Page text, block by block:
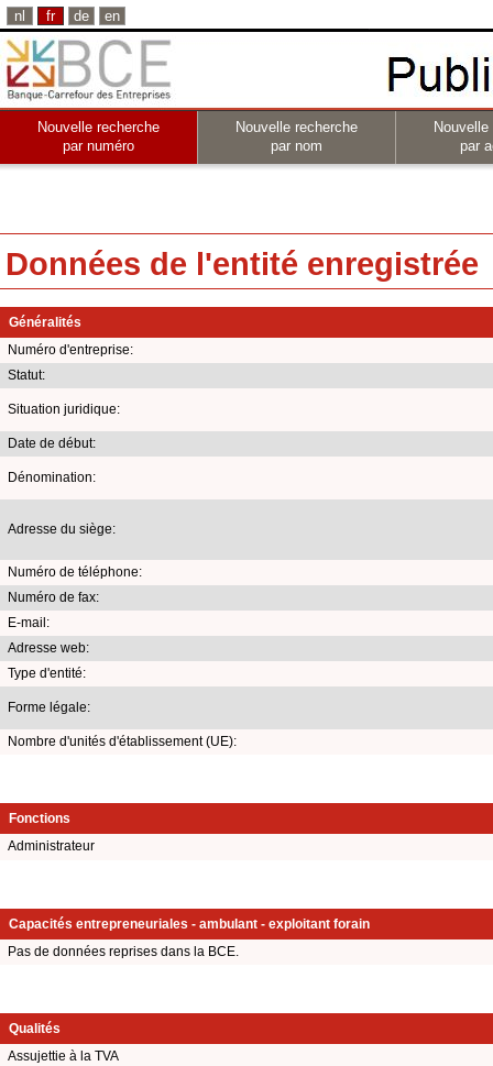
nl fr de en
Nouvelle recherche
par numéro
Nouvelle recherche
par nom
par
Données de l'entité enregistrée
Généralités
Numéro d'entreprise:
Statut:
Situation juridique:
Date de début:
Dénomination:
Adresse du siège:
Numéro de téléphone:
Numéro de fax:
E-mail:
Adresse web:
Type d'entité:
Forme légale:
Nombre d'unités d'établissement (UE):
Fonctions
Administrateur
Capacités entrepreneuriales - ambulant - exploitant forain
Pas de données reprises dans la BCE.
Qualités
Assujettie à la TVA